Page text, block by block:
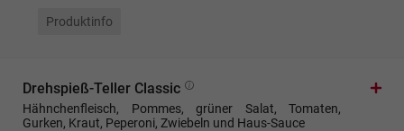
Produktinfo
Drehspieß-Teller Classic
Hähnchenfleisch, Pommes, grüner Salat, Tomaten,
Gurken, Kraut, Peperoni, Zwiebeln und Haus-Sauce